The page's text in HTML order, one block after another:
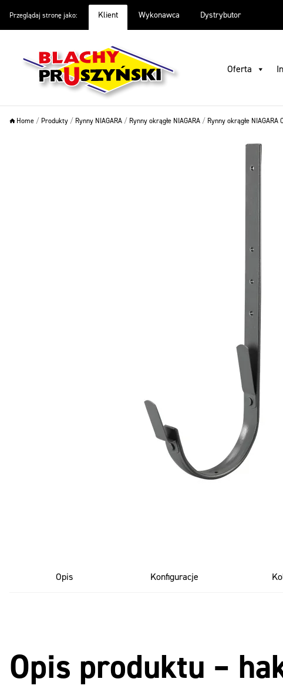
Przeglądaj stronę jako: Klient Wykonawca Dystrybutor
Oferta
Home / Produkty / Rynny NIAGARA / Rynny okrągłe NIAGARA / Rynny okrągłe NIAGARA
Opis Konfiguracje
Opis produktu –
Oferta Inspiracje Warto wiedzieć